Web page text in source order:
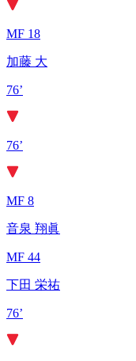
MF 18
加藤 大
76’
76’
MF 8
音泉 翔眞
MF 44
下田 栄祐
76’